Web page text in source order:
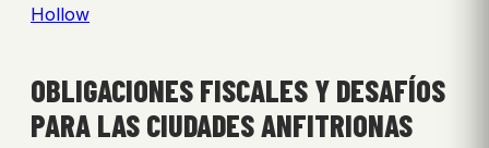
Hollow
OBLIGACIONES FISCALES Y DESAFÍOS
PARA LAS CIUDADES ANFITRIONAS